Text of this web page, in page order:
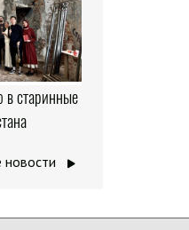
в старинные
новости